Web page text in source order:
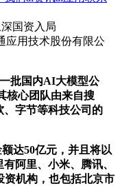
国资入局
应用技术股份有限公
批国内AI大模型公
核心团队由来自搜
、字节等科技公司的
达50亿元，并且将以
阿里、小米、腾讯、
资机构，也包括北京市